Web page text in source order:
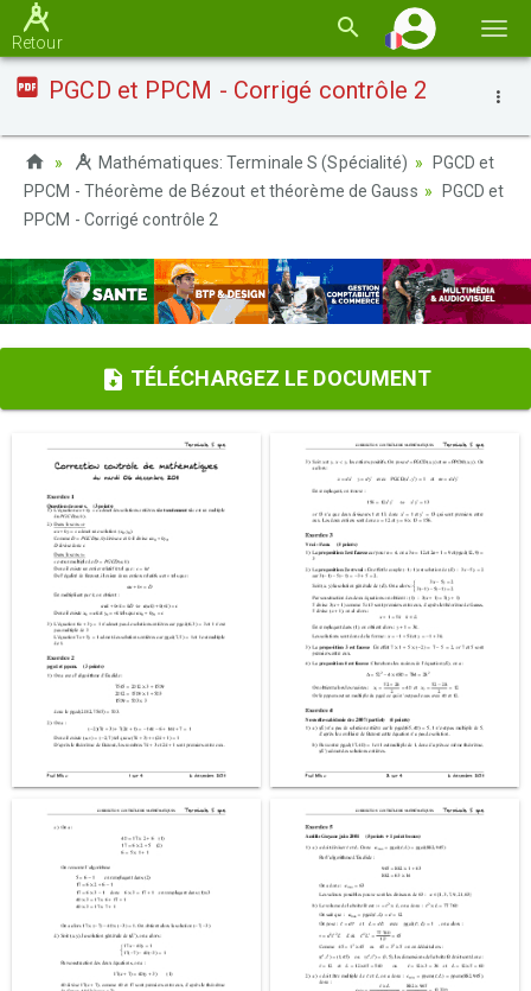
la
Retour
PGCD et PPCM - Corrigé contrôle 2
Mathématiques: Terminale S (Spécialité)
PGCD et
PPCM - Théorème de Bézout et théorème de Gauss
PGCD et
PPCM - Corrigé contrôle 2
TÉLÉCHARGEZ LE DOCUMENT